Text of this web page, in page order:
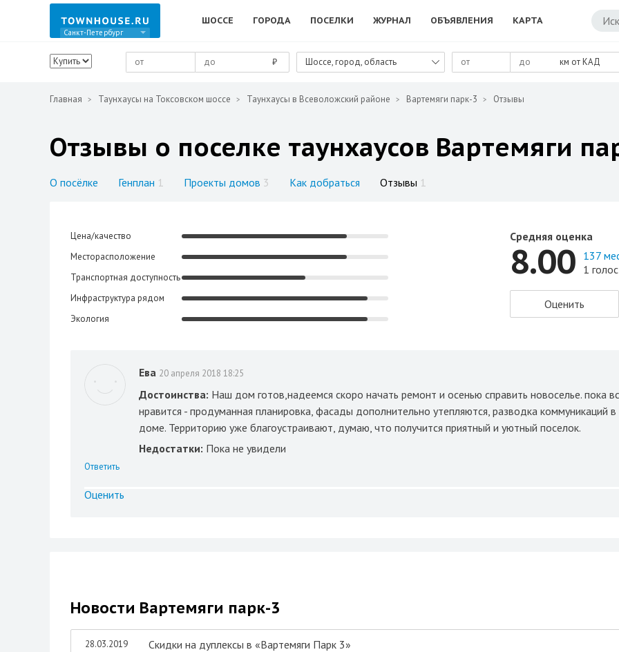
Санкт-Петербург
ШОССЕ ГОРОДА ПОСЕЛКИ ЖУРНАЛ ОБЪЯВЛЕНИЯ КАРТА
₽ Шоссе, город, область км от КАД
Главная Таунхаусы на Токсовском шоссе Таунхаусы в Всеволожский районе Вартемяги парк-3 Отзывы
Отзывы о поселке таунхаусов Вартемяги
О посёлке Генплан 1 Проекты домов 3 Как добраться Отзывы 1
Цена/качество
Месторасположение
Транспортная доступность
Инфраструктура рядом
Экология
Средняя оценка
8.00 137
1 голос
Оценить
Ева 20 апреля 2018 18:25
Достоинства: Наш дом готов,надеемся скоро начать ремонт и осенью справить новоселье. пока
нравится - продуманная планировка, фасады дополнительно утепляются, разводка коммуникаций в
доме. Территорию уже благоустраивают, думаю, что получится приятный и уютный поселок.
Недостатки: Пока не увидели
Ответить
Оценить
Новости Вартемяги парк-3
28.03.2019 Скидки на дуплексы в «Вартемяги Парк 3»